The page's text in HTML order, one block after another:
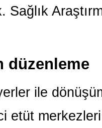
Sağlık
düzenleme
ile
etüt